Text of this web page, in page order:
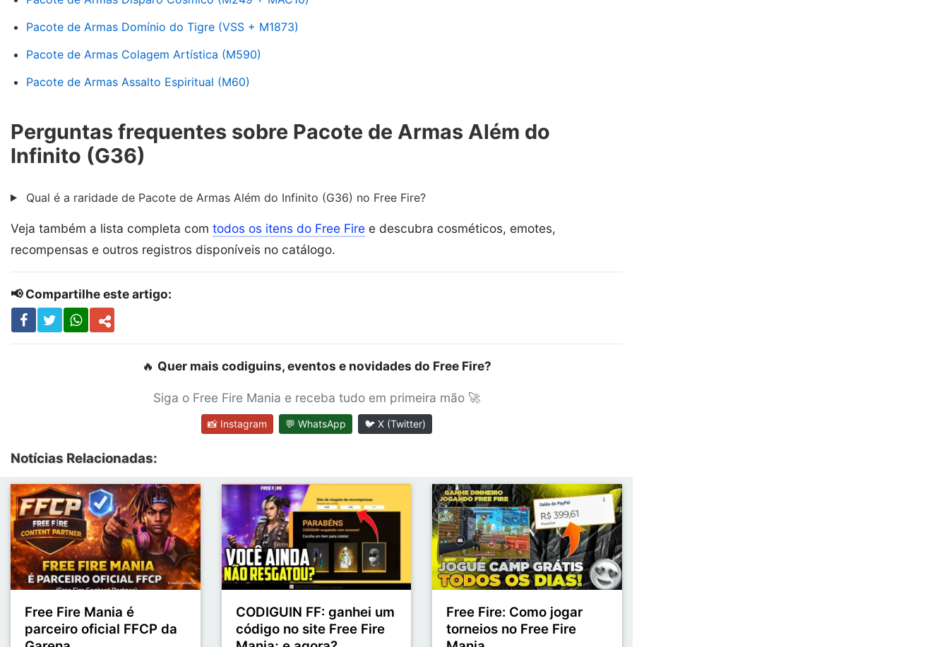
Pacote de Armas Domínio do Tigre (VSS + M1873)
Pacote de Armas Colagem Artística (M590)
Pacote de Armas Assalto Espiritual (M60)
Perguntas frequentes sobre Pacote de Armas Além do
Infinito (G36)
Qual é a raridade de Pacote de Armas Além do Infinito (G36) no Free Fire?
Veja também a lista completa com todos os itens do Free Fire e descubra cosméticos, emotes,
recompensas e outros registros disponíveis no catálogo.
📢 Compartilhe este artigo:
🔥 Quer mais codiguins, eventos e novidades do Free Fire?
Siga o Free Fire Mania e receba tudo em primeira mão 🚀
📸 Instagram 💬 WhatsApp 🐦 X (Twitter)
Notícias Relacionadas:
Free Fire Mania é
parceiro oficial FFCP da
CODIGUIN FF: ganhei um
código no site Free Fire
Free Fire: Como jogar
torneios no Free Fire